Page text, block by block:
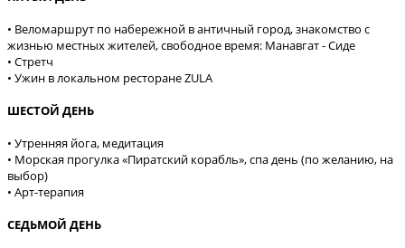
• Веломаршрут по набережной в античный город, знакомство с
жизнью местных жителей, свободное время: Манавгат - Сиде
• Стретч
• Ужин в локальном ресторане ZULA
ШЕСТОЙ ДЕНЬ
• Утренняя йога, медитация
• Морская прогулка «Пиратский корабль», спа день (по желанию, на
выбор)
• Арт-терапия
СЕДЬМОЙ ДЕНЬ